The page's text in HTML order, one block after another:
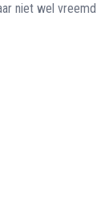
niet wel vreemd